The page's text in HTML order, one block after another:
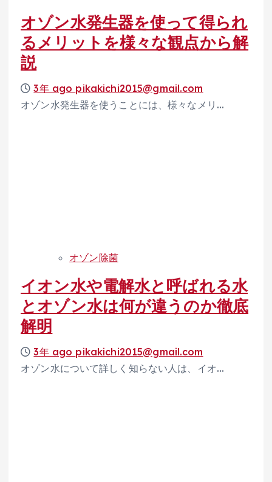
オゾン水発生器を使って得られ
るメリットを様々な観点から解
説
3年 ago pikakichi2015@gmail.com
オゾン水発生器を使うことには、様々なメリ…
オゾン除菌
イオン水や電解水と呼ばれる水
とオゾン水は何が違うのか徹底
解明
3年 ago pikakichi2015@gmail.com
オゾン水について詳しく知らない人は、イオ…